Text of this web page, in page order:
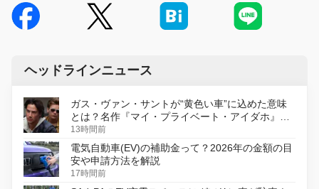
ヘッドラインニュース
ガス・ヴァン・サントが“黄色い車”に込めた意味
とは？名作『マイ・プライベート・アイダホ』が
初のデジタルリマスター版で復活
13時間前
電気自動車(EV)の補助金って？2026年の金額の目
安や申請方法を解説
17時間前